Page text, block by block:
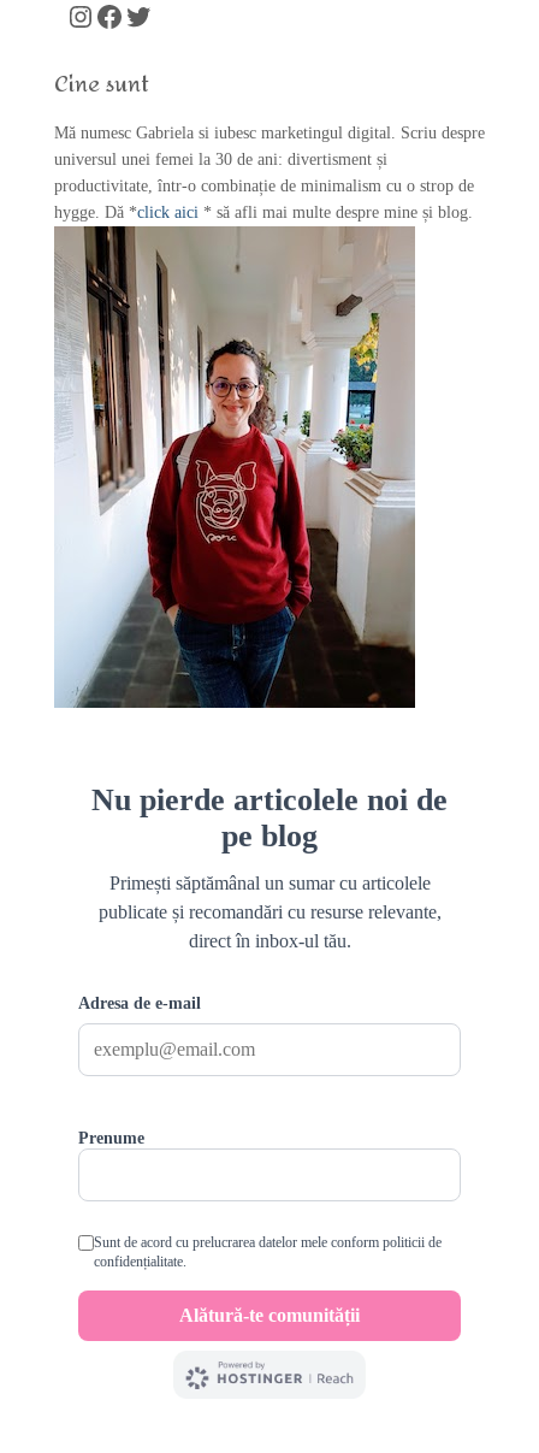
o
:
Instagram Facebook Twitter
Cine sunt
Mă numesc Gabriela si iubesc marketingul digital. Scriu despre
universul unei femei la 30 de ani: divertisment și
productivitate, într-o combinație de minimalism cu o strop de
hygge. Dă *click aici * să afli mai multe despre mine și blog.